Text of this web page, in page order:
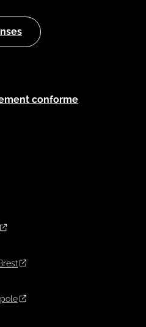
conforme